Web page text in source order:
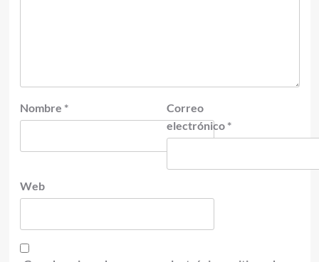
Nombre *
Correo
electrónico *
Web